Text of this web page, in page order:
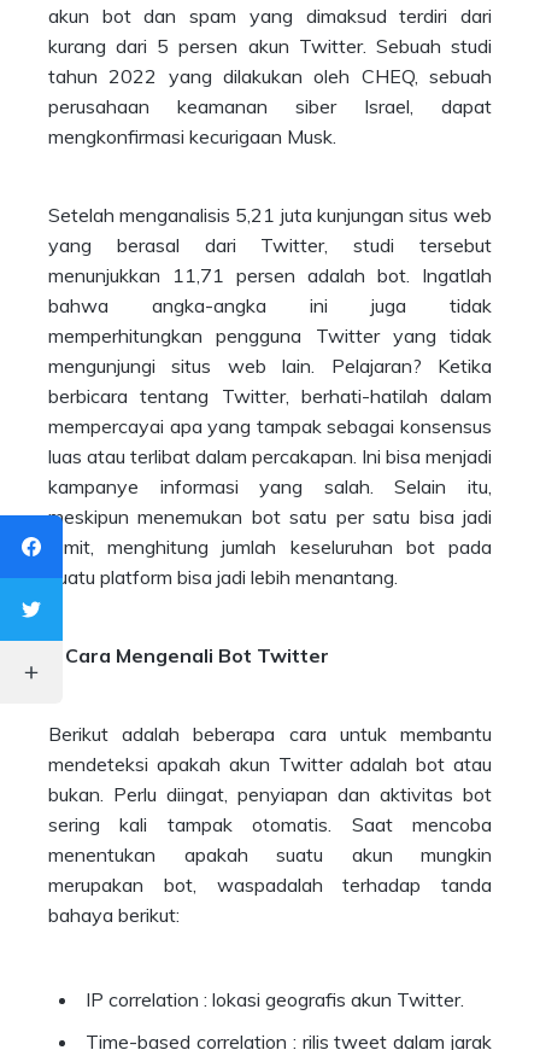
akun bot dan spam yang dimaksud terdiri dari
kurang dari 5 persen akun Twitter. Sebuah studi
tahun 2022 yang dilakukan oleh CHEQ, sebuah
perusahaan keamanan siber Israel, dapat
mengkonfirmasi kecurigaan Musk.
Setelah menganalisis 5,21 juta kunjungan situs web
yang berasal dari Twitter, studi tersebut
menunjukkan 11,71 persen adalah bot. Ingatlah
bahwa angka-angka ini juga tidak
memperhitungkan pengguna Twitter yang tidak
mengunjungi situs web lain. Pelajaran? Ketika
berbicara tentang Twitter, berhati-hatilah dalam
mempercayai apa yang tampak sebagai konsensus
luas atau terlibat dalam percakapan. Ini bisa menjadi
kampanye informasi yang salah. Selain itu,
meskipun menemukan bot satu per satu bisa jadi
rumit, menghitung jumlah keseluruhan bot pada
suatu platform bisa jadi lebih menantang.
7 Cara Mengenali Bot Twitter
Berikut adalah beberapa cara untuk membantu
mendeteksi apakah akun Twitter adalah bot atau
bukan. Perlu diingat, penyiapan dan aktivitas bot
sering kali tampak otomatis. Saat mencoba
menentukan apakah suatu akun mungkin
merupakan bot, waspadalah terhadap tanda
bahaya berikut:
IP correlation : lokasi geografis akun Twitter.
Time-based correlation : rilis tweet dalam jarak